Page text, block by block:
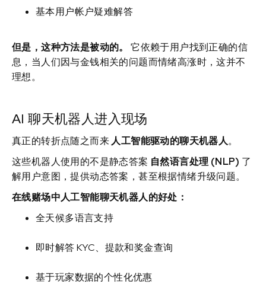
基本用户帐户疑难解答
但是，这种方法是被动的。
它依赖于用户找到正确的信
息，当人们因与金钱相关的问题而情绪高涨时，这并不
理想。
AI 聊天机器人进入现场
真正的转折点随之而来 人工智能驱动的聊天机器人。
这些机器人使用的不是静态答案 自然语言处理 (NLP) 了
解用户意图，提供动态答案，甚至根据情绪升级问题。
在线赌场中人工智能聊天机器人的好处：
全天候多语言支持
即时解答 KYC、提款和奖金查询
基于玩家数据的个性化优惠